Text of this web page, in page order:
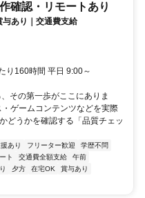
確認・リモートあり
あり｜交通費支給
り160時間 平日 9:00～
その第一歩がここにありま
ゲームコンテンツなどを実際
どうかを確認する「品質チェッ
あり フリーター歓迎
学歴不問
ト 交通費全額支給
午前
夕方 在宅OK
賞与あり